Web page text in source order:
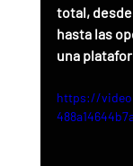
total,
hasta las
una
https://